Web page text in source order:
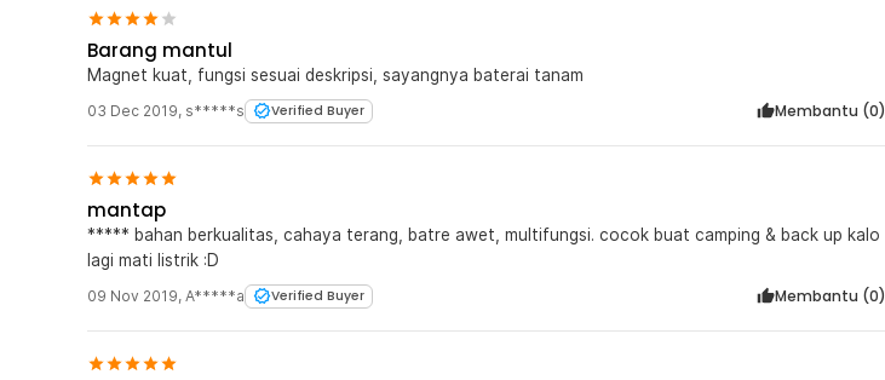
Barang mantul
Magnet kuat, fungsi sesuai deskripsi, sayangnya baterai tanam
03 Dec 2019, s*****s Verified Buyer Membantu (0)
mantap
***** bahan berkualitas, cahaya terang, batre awet, multifungsi. cocok buat camping & back up kalo
lagi mati listrik :D
09 Nov 2019, A*****a Verified Buyer Membantu (0)